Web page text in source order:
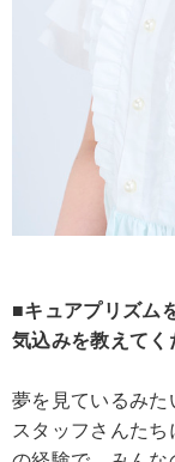
■キュアプリズム
気込みを教えてく
夢を見ているみ
スタッフさんた